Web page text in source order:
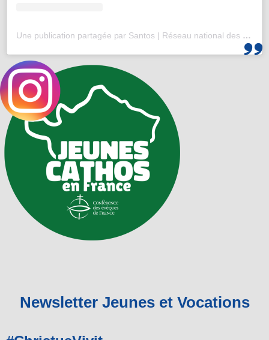
Une publication partagée par Santos | Réseau national des 25-35 (@santos_cef)
Newsletter Jeunes et Vocations